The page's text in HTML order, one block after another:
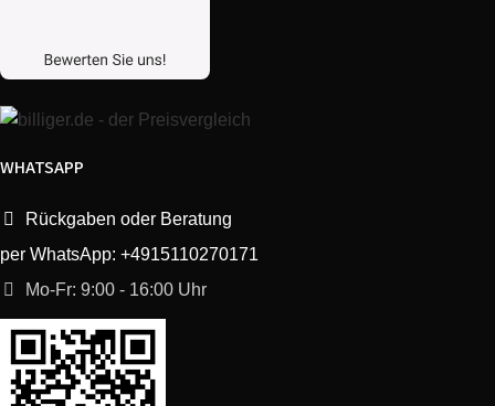
WHATSAPP
Rückgaben oder Beratung
per WhatsApp: +4915110270171
Mo-Fr: 9:00 - 16:00 Uhr